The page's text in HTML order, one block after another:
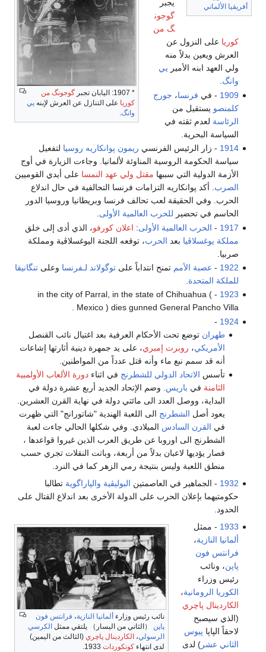
أفريقيا الألماني
* 1907: اليابان تجبر
گوجونگ من
كوريا على التنازل عن العرش لإبنه يي
وانگ.
يجبر
گوجون
گ من
كوريا على النزول عن
العرش ويعين بدلاً منه
ولي العهد ابنه الأمير يي
وانگ.
1909 - في فرنسا، جورج
كلمنصو يستقيل من
الرئاسة لعدم ثقته في
السياسة البحرية.
1914 - زار الرئيس الفرنسي ريمون پوانكاريه روسيا لتفعيل
سياسة الحكومة الروسية المناوئة لألمانيا. وجاءت الزيارة في أوج
الأزمة الدولية التي سببها مقتل ولي عهد النمسا على أيدي القوميين
الصرب . أكد پوانكاريه التزامات فرنسا التحالفية في حال اندلاع
الحرب. وفي الحقيقة لعب تحالف فرنسا وبريطانيا وروسيا الدور
الحاسم في تحضير للحرب العالمية الأولى
1917
- الحرب العالمية الأولى: اعلان كورفو، الذي أدى إلى خلق
مملكة يوغسلاڤيا بعد الحرب، توقعه اللجنة اليوغسلاڤية ومملكة
صربيا.
1922
- عصبة الأمم تمنح انتداباً علىتوگولاند لـفرنسا وعلىتنگانيقا
للملكة المتحدة
1923
- in the city of Parral, in the state of Chihuahua (
Mexico ) dies gunned General Pancho Villa .
1924
-
طهران توضع تحت الأحكام العرفية بعد اغتيال نائب القنصل
الأمريكي، روبرت إمبري، على يد جمهرة دينية أثارتها إشاعات
أنه قد سمم نبع ماء وأنه قتل عدداً من المواطنين.
تأسس الاتحاد الدولي للشطرنج في اثناء دورة الألعاب الأولمبية
الثامنة في باريس . وضم الإتحاد الجديد أربع عشرة دولة في
البداية، ووصل العدد الى مائتي دولة في نهاية القرن العشرين.
يعود أصل الشطرنج الى اللعبة الهندية "شاتورانج" التي ظهرت
في القرن السادس الميلادي. وفي شكلها الحالي جاءت لعبة
الشطرنج الى اوروبا عن طريق العرب الذين غيروا قواعدها ،
فصار يؤديها لاعبان بدلاً من أربعة، وباتت النقلات تجري حسب
منطق اللعبة وليس بنتيجة رمي الزهر كما في النرد.
1932 - الجماهير في العاصمتين البوليڤية والپاراگوية تطالبا
حكومتيهما بإعلان الحرب على الدولة الأخرى بعد اندلاع القتال على
الحدود.
نائب رئيس وزارء ألمانيا النازية، فرانتس فون
پاپن （الثاني من اليسار） يلتقي ممثل الكرسي
الرسولي، الكاردينال پاچري (الثالث من اليمين)
لدى انتهاء كونكوردات
1933 - ممثل
ألمانيا النازية،
فرانتس فون
پاپن، ونائب
رئيس وزراء
الكوريا الرومانية،
الكاردينال پاچري
(الذي سيصبح
لاحقاً الپاپا پيوس
الثاني عشر) لدى